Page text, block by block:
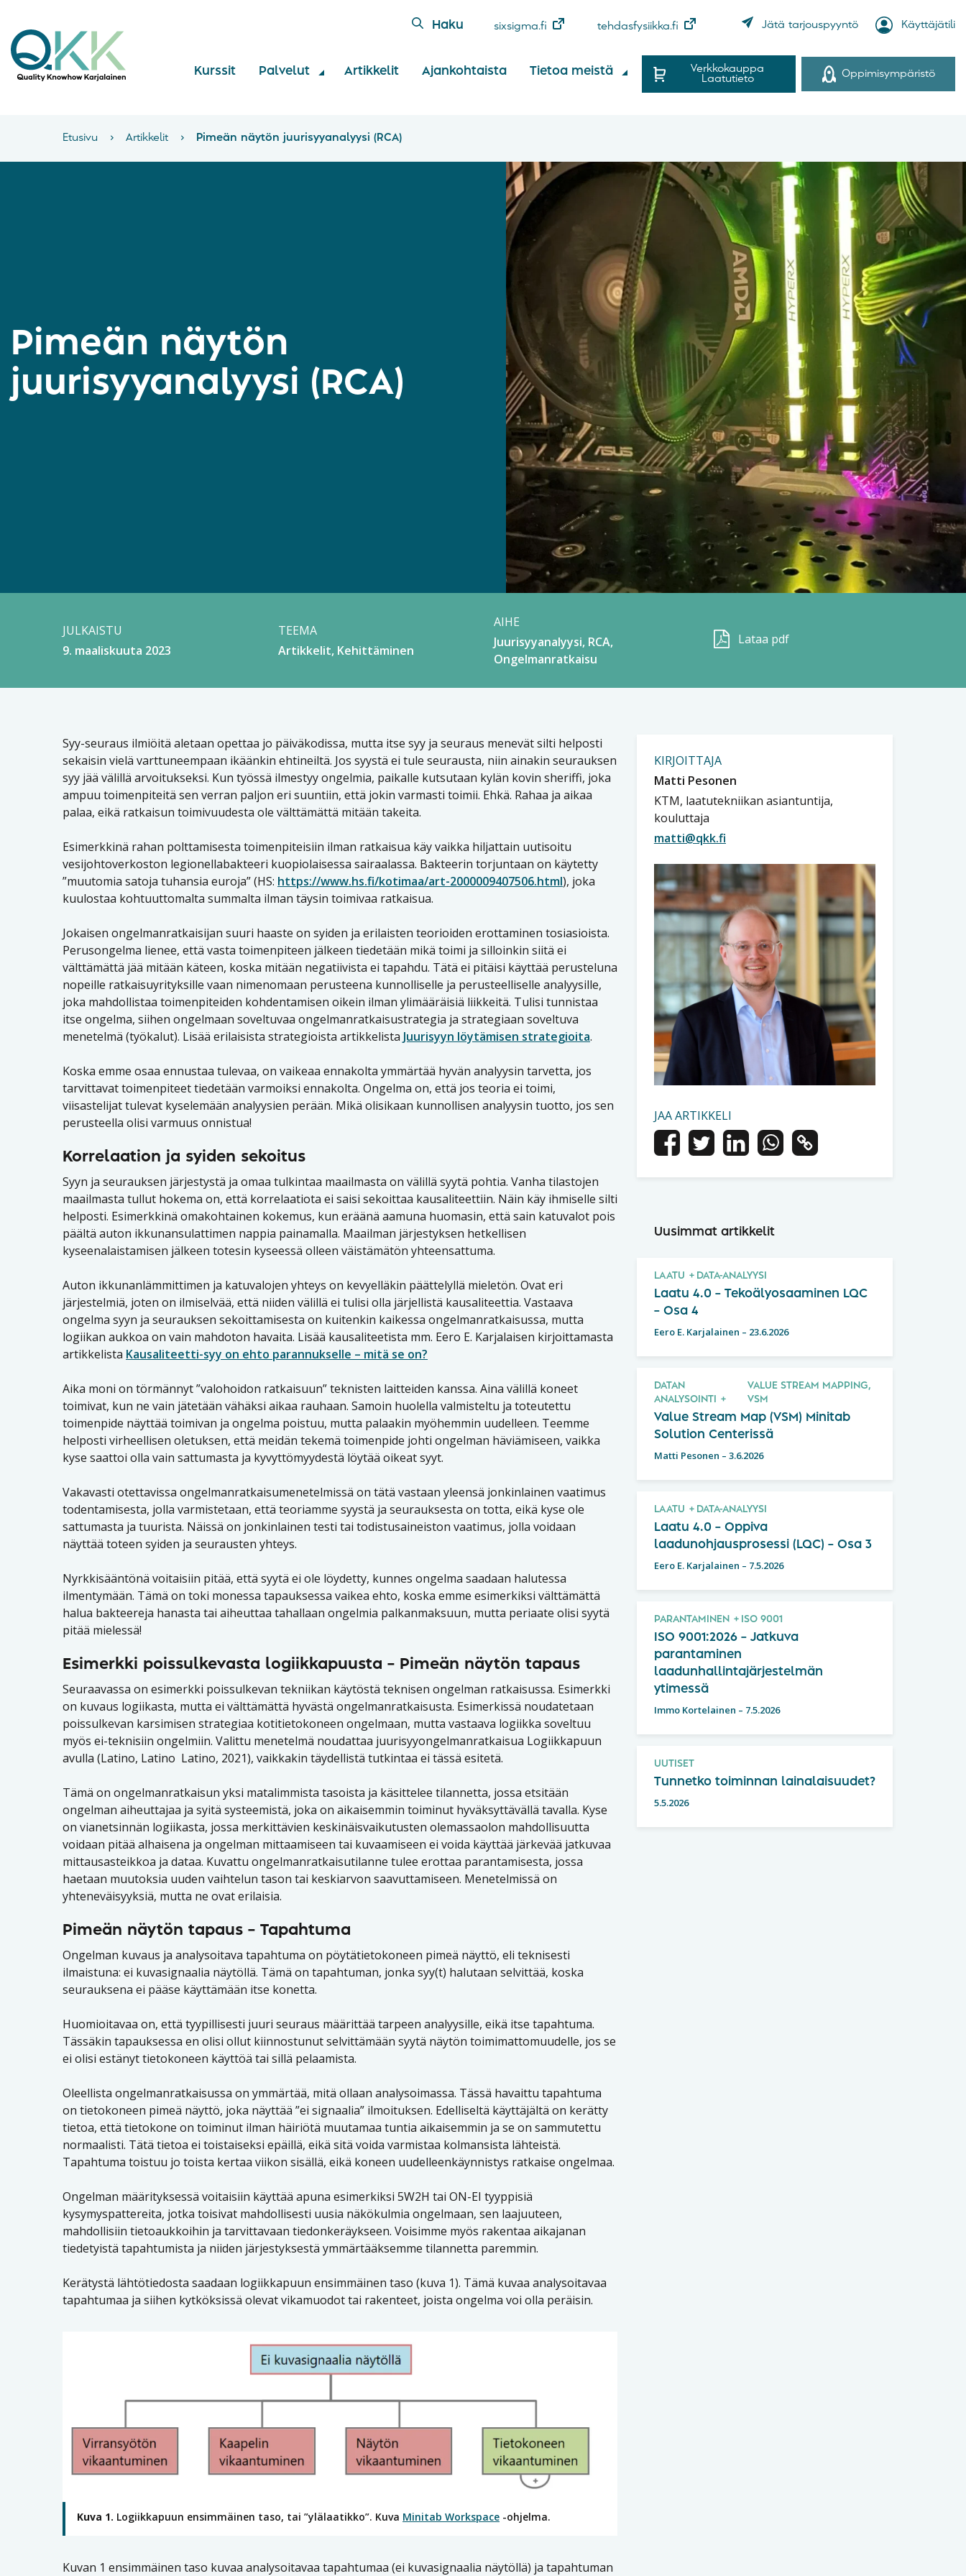
Haku sixsigma.fi tehdasfysiikka.fi Jätä tarjouspyyntö Käyttäjätili
Kurssit Palvelut Artikkelit Ajankohtaista Tietoa meistä
Verkkokauppa
Laatutieto
Oppimisympäristö
Etusivu › Artikkelit › Pimeän näytön juurisyyanalyysi (RCA)
Pimeän näytön
juurisyyanalyysi (RCA)
JULKAISTU
9. maaliskuuta 2023
TEEMA
Artikkelit Kehittäminen
AIHE
Juurisyyanalyysi, RCA
Ongelmanratkaisu
Lataa pdf
Syy-seuraus ilmiöitä aletaan opettaa jo päiväkodissa, mutta itse syy ja seuraus menevät silti helposti
sekaisin vielä varttuneempaan ikäänkin ehtineiltä. Jos syystä ei tule seurausta, niin ainakin seurauksen
syy jää välillä arvoitukseksi. Kun työssä ilmestyy ongelmia, paikalle kutsutaan kylän kovin sheriffi, joka
ampuu toimenpiteitä sen verran paljon eri suuntiin, että jokin varmasti toimii. Ehkä. Rahaa ja aikaa
palaa, eikä ratkaisun toimivuudesta ole välttämättä mitään takeita.
Esimerkkinä rahan polttamisesta toimenpiteisiin ilman ratkaisua käy vaikka hiljattain uutisoitu
vesijohtoverkoston legionellabakteeri kuopiolaisessa sairaalassa. Bakteerin torjuntaan on käytetty
”muutomia satoja tuhansia euroja” (HS: https://www.hs.fi/kotimaa/art-2000009407506.html), joka
kuulostaa kohtuuttomalta summalta ilman täysin toimivaa ratkaisua.
Jokaisen ongelmanratkaisijan suuri haaste on syiden ja erilaisten teorioiden erottaminen tosiasioista.
Perusongelma lienee, että vasta toimenpiteen jälkeen tiedetään mikä toimi ja silloinkin siitä ei
välttämättä jää mitään käteen, koska mitään negatiivista ei tapahdu. Tätä ei pitäisi käyttää perusteluna
nopeille ratkaisuyrityksille vaan nimenomaan perusteena kunnolliselle ja perusteelliselle analyysille,
joka mahdollistaa toimenpiteiden kohdentamisen oikein ilman ylimääräisiä liikkeitä. Tulisi tunnistaa
itse ongelma, siihen ongelmaan soveltuvaa ongelmanratkaisustrategia ja strategiaan soveltuva
menetelmä (työkalut). Lisää erilaisista strategioista artikkelista Juurisyyn löytämisen strategioita.
Koska emme osaa ennustaa tulevaa, on vaikeaa ennakolta ymmärtää hyvän analyysin tarvetta, jos
tarvittavat toimenpiteet tiedetään varmoiksi ennakolta. Ongelma on, että jos teoria ei toimi,
viisastelijat tulevat kyselemään analyysien perään. Mikä olisikaan kunnollisen analyysin tuotto, jos sen
perusteella olisi varmuus onnistua!
Korrelaation ja syiden sekoitus
Syyn ja seurauksen järjestystä ja omaa tulkintaa maailmasta on välillä syytä pohtia. Vanha tilastojen
maailmasta tullut hokema on, että korrelaatiota ei saisi sekoittaa kausaliteettiin. Näin käy ihmiselle silti
helposti. Esimerkkinä omakohtainen kokemus, kun eräänä aamuna huomasin, että sain katuvalot pois
päältä auton ikkunansulattimen nappia painamalla. Maailman järjestyksen hetkellisen
kyseenalaistamisen jälkeen totesin kyseessä olleen väistämätön yhteensattuma.
Auton ikkunanlämmittimen ja katuvalojen yhteys on kevyelläkin päättelyllä mieletön. Ovat eri
järjestelmiä, joten on ilmiselvää, että niiden välillä ei tulisi olla järjellistä kausaliteettia. Vastaava
ongelma syyn ja seurauksen sekoittamisesta on kuitenkin kaikessa ongelmanratkaisussa, mutta
logiikan aukkoa on vain mahdoton havaita. Lisää kausaliteetista mm. Eero E. Karjalaisen kirjoittamasta
artikkelista Kausaliteetti-syy on ehto parannukselle – mitä se on?
Aika moni on törmännyt ”valohoidon ratkaisuun” teknisten laitteiden kanssa. Aina välillä koneet
toimivat, kun ne vain jätetään vähäksi aikaa rauhaan. Samoin huolella valmisteltu ja toteutettu
toimenpide näyttää toimivan ja ongelma poistuu, mutta palaakin myöhemmin uudelleen. Teemme
helposti virheellisen oletuksen, että meidän tekemä toimenpide johti ongelman häviämiseen, vaikka
kyse saattoi olla vain sattumasta ja kyvyttömyydestä löytää oikeat syyt.
Vakavasti otettavissa ongelmanratkaisumenetelmissä on tätä vastaan yleensä jonkinlainen vaatimus
todentamisesta, jolla varmistetaan, että teoriamme syystä ja seurauksesta on totta, eikä kyse ole
sattumasta ja tuurista. Näissä on jonkinlainen testi tai todistusaineiston vaatimus, jolla voidaan
näyttää toteen syiden ja seurausten yhteys.
Nyrkkisääntönä voitaisiin pitää, että syytä ei ole löydetty, kunnes ongelma saadaan halutessa
ilmentymään. Tämä on toki monessa tapauksessa vaikea ehto, koska emme esimerkiksi välttämättä
halua bakteereja hanasta tai aiheuttaa tahallaan ongelmia palkanmaksuun, mutta periaate olisi syytä
pitää mielessä!
Esimerkki poissulkevasta logiikkapuusta – Pimeän näytön tapaus
Seuraavassa on esimerkki poissulkevan tekniikan käytöstä teknisen ongelman ratkaisussa. Esimerkki
on kuvaus logiikasta, mutta ei välttämättä hyvästä ongelmanratkaisusta. Esimerkissä noudatetaan
poissulkevan karsimisen strategiaa kotitietokoneen ongelmaan, mutta vastaava logiikka soveltuu
myös ei-teknisiin ongelmiin. Valittu menetelmä noudattaa juurisyyongelmanratkaisua Logiikkapuun
avulla (Latino, Latino Latino, 2021), vaikkakin täydellistä tutkintaa ei tässä esitetä.
Tämä on ongelmanratkaisun yksi matalimmista tasoista ja käsittelee tilannetta, jossa etsitään
ongelman aiheuttajaa ja syitä systeemistä, joka on aikaisemmin toiminut hyväksyttävällä tavalla. Kyse
on vianetsinnän logiikasta, jossa merkittävien keskinäisvaikutusten olemassaolon mahdollisuutta
voidaan pitää alhaisena ja ongelman mittaamiseen tai kuvaamiseen ei voida käyttää järkevää jatkuvaa
mittausasteikkoa ja dataa. Kuvattu ongelmanratkaisutilanne tulee erottaa parantamisesta, jossa
haetaan muutoksia uuden vaihtelun tason tai keskiarvon saavuttamiseen. Menetelmissä on
yhteneväisyyksiä, mutta ne ovat erilaisia.
Pimeän näytön tapaus – Tapahtuma
Ongelman kuvaus ja analysoitava tapahtuma on pöytätietokoneen pimeä näyttö, eli teknisesti
ilmaistuna: ei kuvasignaalia näytöllä. Tämä on tapahtuman, jonka syy(t) halutaan selvittää, koska
seurauksena ei pääse käyttämään itse konetta.
Huomioitavaa on, että tyypillisesti juuri seuraus määrittää tarpeen analyysille, eikä itse tapahtuma.
Tässäkin tapauksessa en olisi ollut kiinnostunut selvittämään syytä näytön toimimattomuudelle, jos se
ei olisi estänyt tietokoneen käyttöä tai sillä pelaamista.
Oleellista ongelmanratkaisussa on ymmärtää, mitä ollaan analysoimassa. Tässä havaittu tapahtuma
on tietokoneen pimeä näyttö, joka näyttää ”ei signaalia” ilmoituksen. Edelliseltä käyttäjältä on kerätty
tietoa, että tietokone on toiminut ilman häiriötä muutamaa tuntia aikaisemmin ja se on sammutettu
normaalisti. Tätä tietoa ei toistaiseksi epäillä, eikä sitä voida varmistaa kolmansista lähteistä.
Tapahtuma toistuu jo toista kertaa viikon sisällä, eikä koneen uudelleenkäynnistys ratkaise ongelmaa.
Ongelman määrityksessä voitaisiin käyttää apuna esimerkiksi 5W2H tai ON-EI tyyppisiä
kysymyspattereita, jotka toisivat mahdollisesti uusia näkökulmia ongelmaan, sen laajuuteen,
mahdollisiin tietoaukkoihin ja tarvittavaan tiedonkeräykseen. Voisimme myös rakentaa aikajanan
tiedetyistä tapahtumista ja niiden järjestyksestä ymmärtääksemme tilannetta paremmin.
Kerätystä lähtötiedosta saadaan logiikkapuun ensimmäinen taso (kuva 1). Tämä kuvaa analysoitavaa
tapahtumaa ja siihen kytköksissä olevat vikamuodot tai rakenteet, joista ongelma voi olla peräisin.
Kuva 1. Logiikkapuun ensimmäinen taso, tai ”ylälaatikko”. Kuva Minitab Workspace -ohjelma.
Kuvan 1 ensimmäinen taso kuvaa analysoitavaa tapahtumaa (ei kuvasignaalia näytöllä) ja tapahtuman
KIRJOITTAJA
Matti Pesonen
KTM, laatutekniikan asiantuntija,
kouluttaja
matti@qkk.fi
JAA ARTIKKELI
Uusimmat artikkelit
LAATU DATA-ANALYYSI
Laatu 4.0 – Tekoälyosaaminen LQC
– Osa 4
Eero E. Karjalainen – 23.6.2026
DATAN
ANALYSOINTI
VALUE STREAM MAPPING,
VSM
Value Stream Map (VSM) Minitab
Solution Centerissä
Matti Pesonen – 3.6.2026
LAATU DATA-ANALYYSI
Laatu 4.0 – Oppiva
laadunohjausprosessi (LQC) – Osa 3
Eero E. Karjalainen – 7.5.2026
PARANTAMINEN ISO 9001
ISO 9001:2026 – Jatkuva
parantaminen
laadunhallintajärjestelmän
ytimessä
Immo Kortelainen – 7.5.2026
UUTISET
Tunnetko toiminnan lainalaisuudet?
5.5.2026